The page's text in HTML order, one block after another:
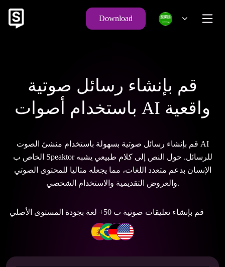
Download
قم بإنشاء رسائل صوتية
باستخدام أصوات AI واقعية
قم بإنشاء رسائل صوتية بسهولة باستخدام منشئ الصوت AI
الخاص ب Speaktor للرسائل. حول النص إلى كلام طبيعي يشبه
الإنسان بدعم متعدد اللغات، مما يجعله مثاليا للمحتوى الصوتي
والعروض التقديمية والاستخدام الشخصي.
قم بإنشاء تعليقات صوتية ب 50+ لغة بجودة المستوى الأصلي